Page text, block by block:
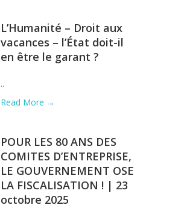
L’Humanité – Droit aux
vacances – l’État doit-il
en être le garant ?
..
Read More →
POUR LES 80 ANS DES
COMITES D’ENTREPRISE,
LE GOUVERNEMENT OSE
LA FISCALISATION ! | 23
octobre 2025